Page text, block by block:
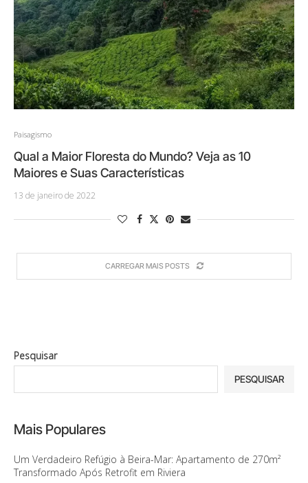
Paisagismo
Qual a Maior Floresta do Mundo? Veja as 10
Maiores e Suas Características
13 de janeiro de 2022
CARREGAR MAIS POSTS
Pesquisar
PESQUISAR
Mais Populares
Um Verdadeiro Refúgio à Beira-Mar: Apartamento de 270m²
Transformado Após Retrofit em Riviera